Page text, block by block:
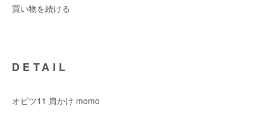
買い物を続ける
DETAIL
オビツ11 肩かけ momo